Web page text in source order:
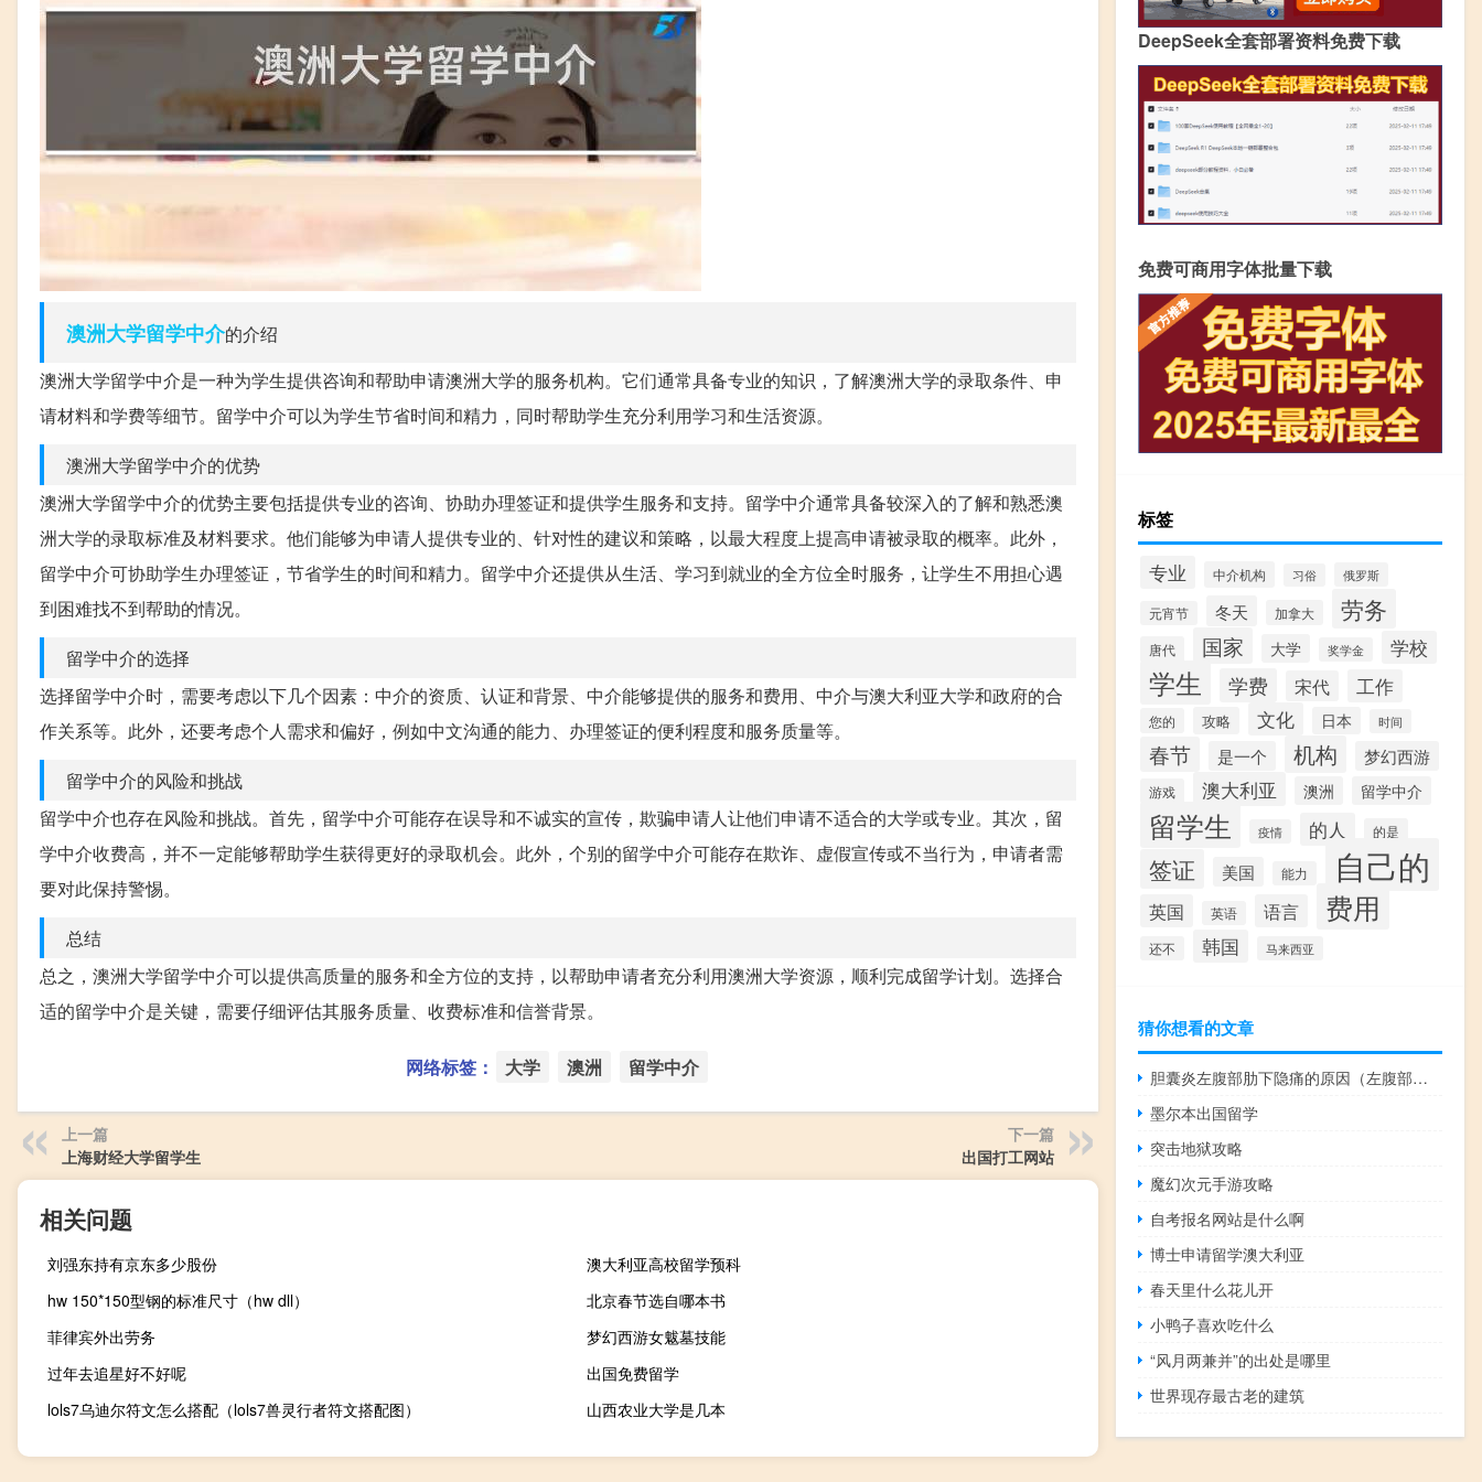
澳洲大学留学中介的介绍
澳洲大学留学中介是一种为学生提供咨询和帮助申请澳洲大学的服务机构。它们通常具备专业的知识，了解澳洲大学的录取条件、申
请材料和学费等细节。留学中介可以为学生节省时间和精力，同时帮助学生充分利用学习和生活资源。
澳洲大学留学中介的优势
澳洲大学留学中介的优势主要包括提供专业的咨询、协助办理签证和提供学生服务和支持。留学中介通常具备较深入的了解和熟悉澳
洲大学的录取标准及材料要求。他们能够为申请人提供专业的、针对性的建议和策略，以最大程度上提高申请被录取的概率。此外，
留学中介可协助学生办理签证，节省学生的时间和精力。留学中介还提供从生活、学习到就业的全方位全时服务，让学生不用担心遇
到困难找不到帮助的情况。
留学中介的选择
选择留学中介时，需要考虑以下几个因素：中介的资质、认证和背景、中介能够提供的服务和费用、中介与澳大利亚大学和政府的合
作关系等。此外，还要考虑个人需求和偏好，例如中文沟通的能力、办理签证的便利程度和服务质量等。
留学中介的风险和挑战
留学中介也存在风险和挑战。首先，留学中介可能存在误导和不诚实的宣传，欺骗申请人让他们申请不适合的大学或专业。其次，留
学中介收费高，并不一定能够帮助学生获得更好的录取机会。此外，个别的留学中介可能存在欺诈、虚假宣传或不当行为，申请者需
要对此保持警惕。
总结
总之，澳洲大学留学中介可以提供高质量的服务和全方位的支持，以帮助申请者充分利用澳洲大学资源，顺利完成留学计划。选择合
适的留学中介是关键，需要仔细评估其服务质量、收费标准和信誉背景。
网络标签： 大学 澳洲 留学中介
上一篇
上海财经大学留学生
下一篇
出国打工网站
相关问题
刘强东持有京东多少股份
澳大利亚高校留学预科
hw 150*150型钢的标准尺寸（hw dll）
北京春节选自哪本书
菲律宾外出劳务
梦幻西游女魃墓技能
过年去追星好不好呢
出国免费留学
lols7乌迪尔符文怎么搭配（lols7兽灵行者符文搭配图）
山西农业大学是几本
DeepSeek全套部署资料免费下载
免费可商用字体批量下载
标签
专业 中介机构 习俗 俄罗斯
元宵节 冬天 加拿大 劳务
唐代 国家 大学 奖学金 学校
学生 学费 宋代 工作
您的 攻略 文化 日本 时间
春节 是一个 机构 梦幻西游
游戏 澳大利亚 澳洲 留学中介
留学生 疫情 的人 的是
签证 美国 能力 自己的
英国 英语 语言 费用
还不 韩国 马来西亚
猜你想看的文章
胆囊炎左腹部肋下隐痛的原因（左腹部肋下隐痛的原因）
墨尔本出国留学
突击地狱攻略
魔幻次元手游攻略
自考报名网站是什么啊
博士申请留学澳大利亚
春天里什么花儿开
小鸭子喜欢吃什么
“风月两兼并”的出处是哪里
世界现存最古老的建筑